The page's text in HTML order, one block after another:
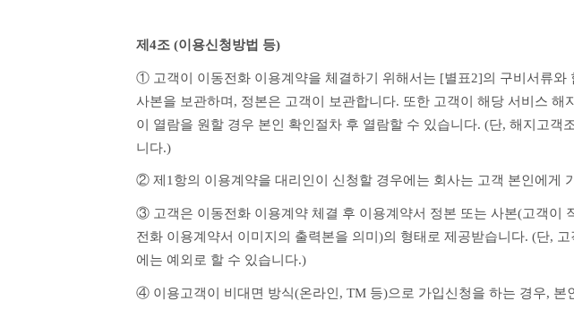
제4조 (이용신청방법 등)
① 고객이 이동전화 이용계약을 체결하기 위해서는 [별표2]의 구비서류와
사본을 보관하며, 정본은 고객이 보관합니다. 또한 고객이 해당 서비스
이 열람을 원할 경우 본인 확인절차 후 열람할 수 있습니다. (단, 해지고
니다.)
② 제1항의 이용계약을 대리인이 신청할 경우에는 회사는 고객 본인에게
③ 고객은 이동전화 이용계약 체결 후 이용계약서 정본 또는 사본(고객이
전화 이용계약서 이미지의 출력본을 의미)의 형태로 제공받습니다. (단,
에는 예외로 할 수 있습니다.)
④ 이용고객이 비대면 방식(온라인, TM 등)으로 가입신청을 하는 경우, 본